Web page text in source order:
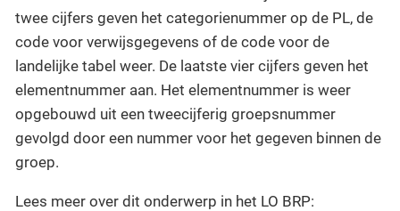
twee cijfers geven het categorienummer op de PL, de
code voor verwijsgegevens of de code voor de
landelijke tabel weer. De laatste vier cijfers geven het
elementnummer aan. Het elementnummer is weer
opgebouwd uit een tweecijferig groepsnummer
gevolgd door een nummer voor het gegeven binnen de
groep.
Lees meer over dit onderwerp in het LO BRP: